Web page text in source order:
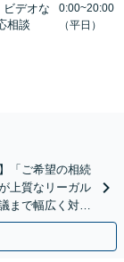
ビデオな
相談
0:00~20:00
（平日）
「ご希望の相続
上質なリーガル
まで幅広く対応
談可】